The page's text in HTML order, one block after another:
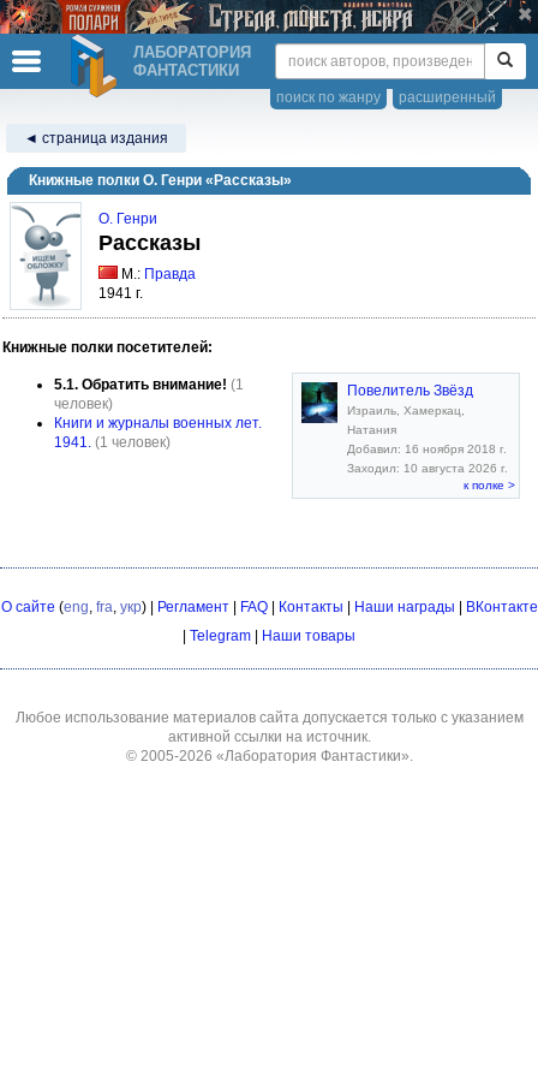
ЛАБОРАТОРИЯ
ФАНТАСТИКИ
расширенный
поиск по жанру
◄ страница издания
Книжные полки О. Генри «Рассказы»
О. Генри
Рассказы
М.: Правда
1941 г.
Книжные полки посетителей:
5.1. Обратить внимание! (1
человек)
Книги и журналы военных лет.
1941. (1 человек)
Повелитель Звёзд
Израиль, Хамеркац,
Натания
Добавил: 16 ноября 2018 г.
Заходил: 10 августа 2026 г.
к полке >
О сайте (eng, fra, укр) | Регламент| FAQ| Контакты Наши награды
ВКонтакте
Telegram Наши товары
Любое использование материалов сайта допускается только с указанием
активной ссылки на источник.
© 2005-2026 «Лаборатория Фантастики».